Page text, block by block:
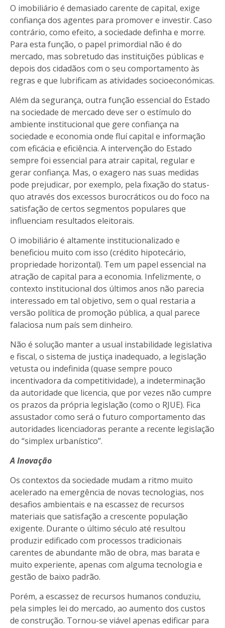
O imobiliário é demasiado carente de capital, exige
confiança dos agentes para promover e investir. Caso
contrário, como efeito, a sociedade definha e morre.
Para esta função, o papel primordial não é do
mercado, mas sobretudo das instituições públicas e
depois dos cidadãos com o seu comportamento às
regras e que lubrificam as atividades socioeconómicas.
Além da segurança, outra função essencial do Estado
na sociedade de mercado deve ser o estímulo do
ambiente institucional que gere confiança na
sociedade e economia onde fluí capital e informação
com eficácia e eficiência. A intervenção do Estado
sempre foi essencial para atrair capital, regular e
gerar confiança. Mas, o exagero nas suas medidas
pode prejudicar, por exemplo, pela fixação do status-
quo através dos excessos burocráticos ou do foco na
satisfação de certos segmentos populares que
influenciam resultados eleitorais.
O imobiliário é altamente institucionalizado e
beneficiou muito com isso (crédito hipotecário,
propriedade horizontal). Tem um papel essencial na
atração de capital para a economia. Infelizmente, o
contexto institucional dos últimos anos não parecia
interessado em tal objetivo, sem o qual restaria a
versão política de promoção pública, a qual parece
falaciosa num país sem dinheiro.
Não é solução manter a usual instabilidade legislativa
e fiscal, o sistema de justiça inadequado, a legislação
vetusta ou indefinida (quase sempre pouco
incentivadora da competitividade), a indeterminação
da autoridade que licencia, que por vezes não cumpre
os prazos da própria legislação (como o RJUE). Fica
assustador como será o futuro comportamento das
autoridades licenciadoras perante a recente legislação
do “simplex urbanístico”.
A Inovação
Os contextos da sociedade mudam a ritmo muito
acelerado na emergência de novas tecnologias, nos
desafios ambientais e na escassez de recursos
materiais que satisfação a crescente população
exigente. Durante o último século até resultou
produzir edificado com processos tradicionais
carentes de abundante mão de obra, mas barata e
muito experiente, apenas com alguma tecnologia e
gestão de baixo padrão.
Porém, a escassez de recursos humanos conduziu,
pela simples lei do mercado, ao aumento dos custos
de construção. Tornou-se viável apenas edificar para